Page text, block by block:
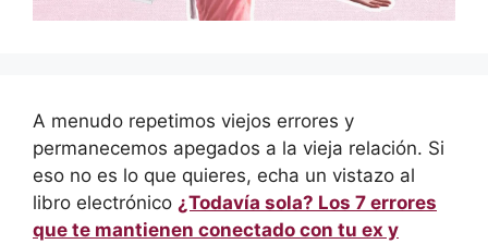
A menudo repetimos viejos errores y
permanecemos apegados a la vieja relación. Si
eso no es lo que quieres, echa un vistazo al
libro electrónico ¿Todavía sola? Los 7 errores
que te mantienen conectado con tu ex y